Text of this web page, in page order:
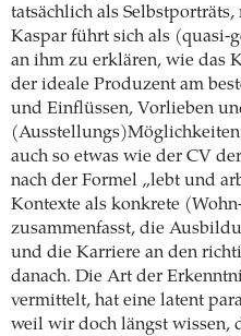
tatsächlich als Selbstporträts,
Kaspar führt sich als (quasi-
an ihm zu erklären, wie das
der ideale Produzent am
und Einflüssen, Vorlieben
auch so etwas wie der CV
nach der Formel „lebt und
Kontexte als konkrete
zusammenfasst, die
und die Karriere an den
danach. Die Art der
vermittelt, hat eine latent
weil wir doch längst wissen,